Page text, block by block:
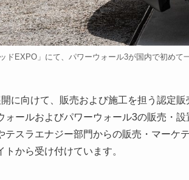
EXPO」にて、パワーウォール3が国内で初めて
に向けて、販売および施工を担う認定販
ールおよびパワーウォール3の販売・設
スラエナジー部門からの販売・マーケ
から受け付けています。